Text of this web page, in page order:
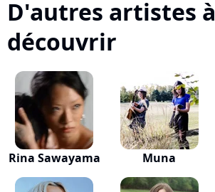
D'autres artistes à
découvrir
Rina Sawayama Muna